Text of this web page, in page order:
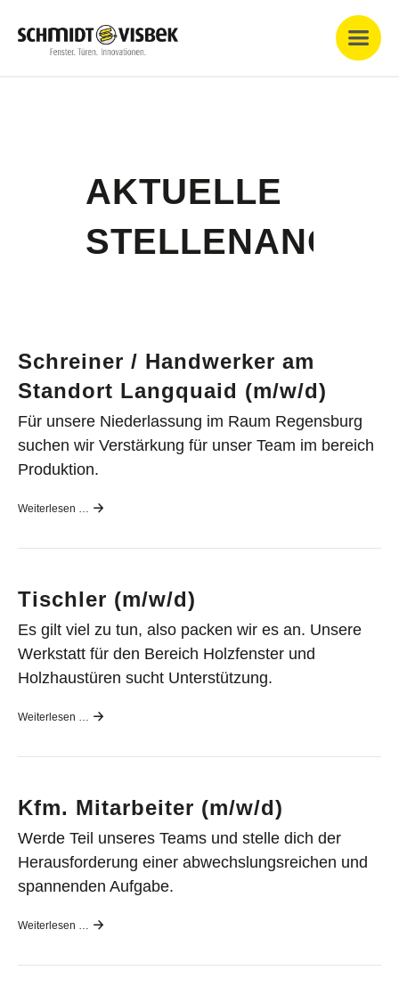
AKTUELLE
Schreiner / Handwerker am
Standort Langquaid (m/w/d)
Für unsere Niederlassung im Raum Regensburg
suchen wir Verstärkung für unser Team im bereich
Produktion.
Weiterlesen …
Tischler (m/w/d)
Es gilt viel zu tun, also packen wir es an. Unsere
Werkstatt für den Bereich Holzfenster und
Holzhaustüren sucht Unterstützung.
Weiterlesen …
Kfm. Mitarbeiter (m/w/d)
Werde Teil unseres Teams und stelle dich der
Herausforderung einer abwechslungsreichen und
spannenden Aufgabe.
Weiterlesen …